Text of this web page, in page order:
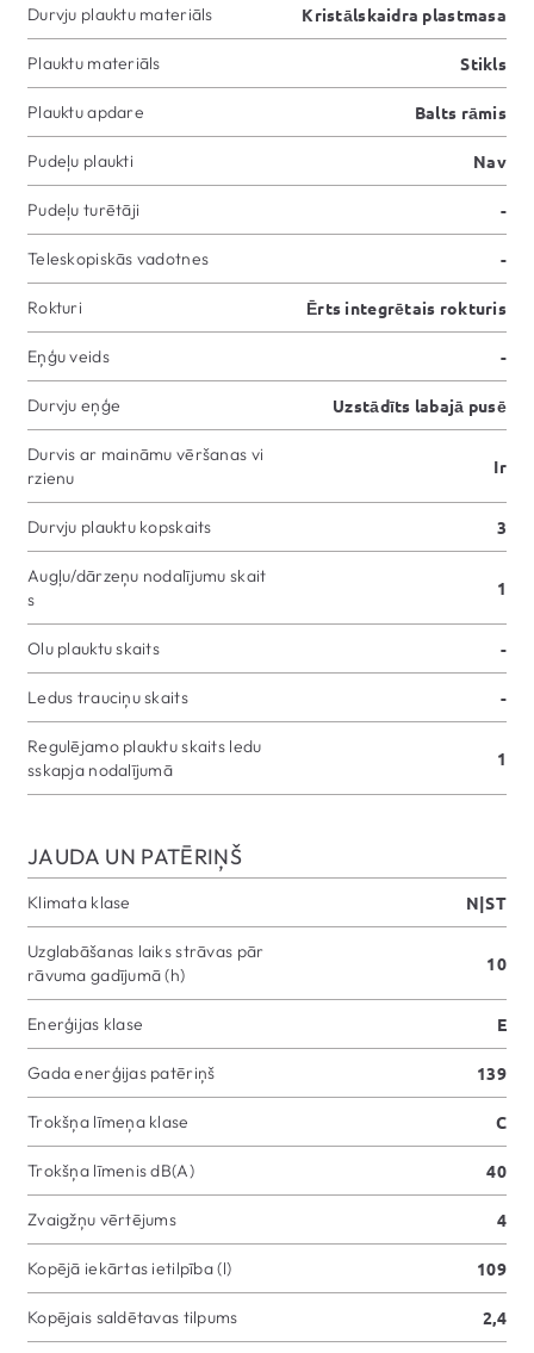
Durvju plauktu materiāls Kristālskaidra plastmasa
Plauktu materiāls Stikls
Plauktu apdare Balts rāmis
Pudeļu plaukti Nav
Pudeļu turētāji -
Teleskopiskās vadotnes -
Rokturi Ērts integrētais rokturis
Eņģu veids -
Durvju eņģe Uzstādīts labajā pusē
Durvis ar maināmu vēršanas vi
rzienu
Ir
Durvju plauktu kopskaits 3
Augļu/dārzeņu nodalījumu skait
s
1
Olu plauktu skaits -
Ledus trauciņu skaits -
Regulējamo plauktu skaits ledu
sskapja nodalījumā
1
JAUDA UN PATĒRIŅŠ
Klimata klase N|ST
Uzglabāšanas laiks strāvas pār
rāvuma gadījumā (h)
10
Enerģijas klase E
Gada enerģijas patēriņš 139
Trokšņa līmeņa klase C
Trokšņa līmenis dB(A) 40
Zvaigžņu vērtējums 4
Kopējā iekārtas ietilpība (l) 109
Kopējais saldētavas tilpums 2,4